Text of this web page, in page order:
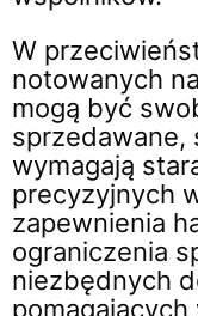
W
notowanych
mogą być
sprzedawane,
wymagają
precyzyjnych
zapewnienia
ograniczenia
niezbędnych